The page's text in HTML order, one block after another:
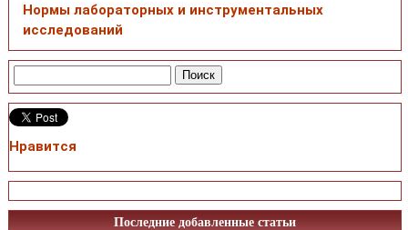
Нормы лабораторных и инструментальных
исследований
Нравится
Последние добавленные статьи